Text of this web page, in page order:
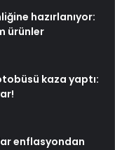
hazırlanıyor:
ürünler
kaza yaptı:
enflasyondan